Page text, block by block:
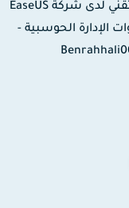
الإلكترونية، أعمل حاليا كـ مترجم تقني لدى شركة EaseUS
الحوسبية -